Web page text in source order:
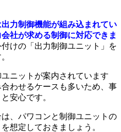
力制御機能が組み込まれてい
社が求める制御に対応できま
けの「出力制御ユニット」を
ニットが案内されています
わせるケースも多いため、事
安心です。
、パワコンと制御ユニットの
想定しておきましょう。